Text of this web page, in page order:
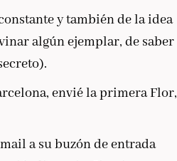
y también de la idea
algún ejemplar, de saber
envié la primera Flor,
a su buzón de entrada